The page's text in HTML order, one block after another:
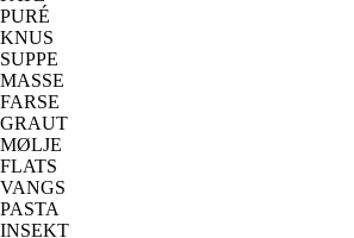
PURÉ
KNUS
SUPPE
MASSE
FARSE
GRAUT
MØLJE
FLATS
VANGS
PASTA
INSEKT